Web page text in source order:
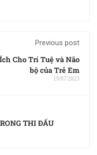
Previous post
Cho Trí Tuệ và Não
bộ của Trẻ Em
19/07/2023
THI ĐẤU